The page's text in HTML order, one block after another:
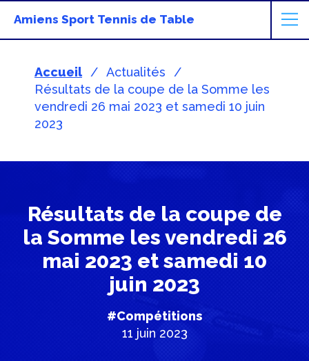
Amiens Sport Tennis de Table
Accueil
Actualités
Résultats de la coupe de la Somme les
vendredi 26 mai 2023 et samedi 10 juin
2023
Résultats de la coupe de
la Somme les vendredi 26
mai 2023 et samedi 10
juin 2023
#Compétitions
11 juin 2023